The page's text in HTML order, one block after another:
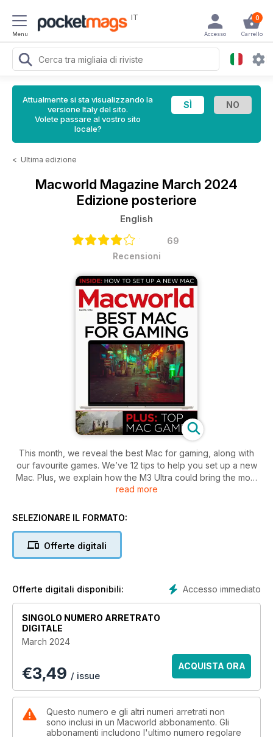
Menu
IT 0
Carrello
Accesso
Attualmente si sta visualizzando la
versione Italy del sito.
Volete passare al vostro sito
locale?
< Ultima edizione
Macworld Magazine March 2024
Edizione posteriore
English
69
Recensioni
This month, we reveal the best Mac for gaming, along with
our favourite games. We’ve 12 tips to help you set up a new
Mac. Plus, we explain how the M3 Ultra could bring the most
significant Mac shift in years. All this and much more can be
read more
SELEZIONARE IL FORMATO:
Offerte digitali
Accesso immediato
Offerte digitali disponibili:
SINGOLO NUMERO ARRETRATO
DIGITALE
March 2024
€3,49 / issue
ACQUISTA ORA
Questo numero e gli altri numeri arretrati non
sono inclusi in un Macworld abbonamento. Gli
abbonamenti includono l'ultimo numero regolare